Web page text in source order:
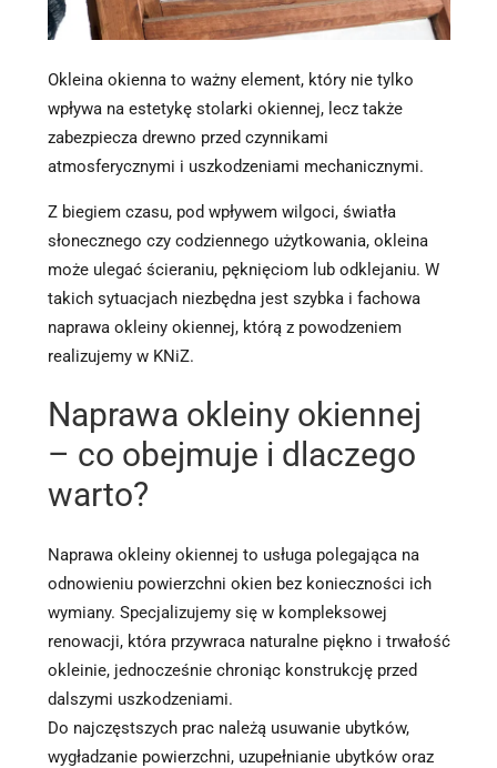
Okleina okienna to ważny element, który nie tylko
wpływa na estetykę stolarki okiennej, lecz także
zabezpiecza drewno przed czynnikami
atmosferycznymi i uszkodzeniami mechanicznymi.
Z biegiem czasu, pod wpływem wilgoci, światła
słonecznego czy codziennego użytkowania, okleina
może ulegać ścieraniu, pęknięciom lub odklejaniu. W
takich sytuacjach niezbędna jest szybka i fachowa
naprawa okleiny okiennej, którą z powodzeniem
realizujemy w KNiZ.
Naprawa okleiny okiennej
– co obejmuje i dlaczego
warto?
Naprawa okleiny okiennej to usługa polegająca na
odnowieniu powierzchni okien bez konieczności ich
wymiany. Specjalizujemy się w kompleksowej
renowacji, która przywraca naturalne piękno i trwałość
okleinie, jednocześnie chroniąc konstrukcję przed
dalszymi uszkodzeniami.
Do najczęstszych prac należą usuwanie ubytków,
wygładzanie powierzchni, uzupełnianie ubytków oraz